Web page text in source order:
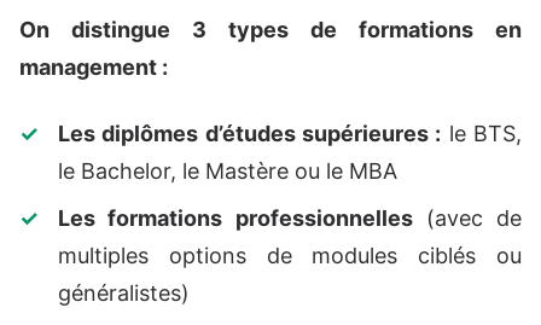
On distingue 3 types de formations en
management :
Les diplômes d’études supérieures : le BTS,
le Bachelor, le Mastère ou le MBA
Les formations professionnelles(avec de
multiples options de modules ciblés ou
généralistes)